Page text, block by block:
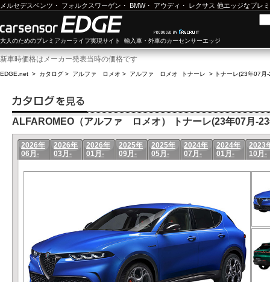
メルセデスベンツ ・ フォルクスワーゲン ・ BMW・ アウディ ・ レクサス 他エッジなプレ
大人のためのプレミアカーライフ実現サイト 輸入車・外車のカーセンサーエッジ
新車時価格はメーカー発表当時の価格です
EDGE.net > カタログ > アルファ ロメオ > アルファ ロメオ トナーレ > トナーレ(23年07月
ALFAROMEO（アルファ ロメオ） トナーレ(23年07月-
2026年
06月-
2026年
03月-
2026年
01月-
2025年
09月-
2025年
05月-
2024年
07月-
2024年
01月-
2023
10月-